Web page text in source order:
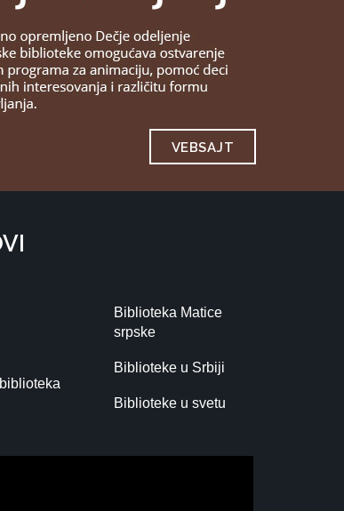
VEBSAJT
Biblioteka Matice
srpske
Biblioteke u Srbiji
Biblioteke u svetu